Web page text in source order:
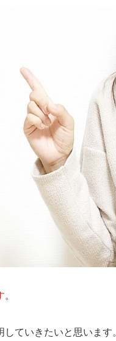
。
ていきたいと思います。